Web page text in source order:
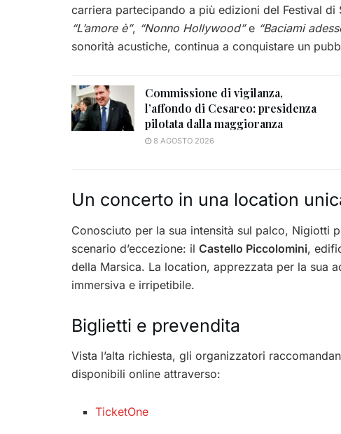
carriera partecipando a più edizioni del Festival
“L’amore è”, “Nonno Hollywood”e “Baciami
sonorità acustiche, continua a conquistare un
Commissione di vigilanza,
l’affondo di Cesareo: presidenza
pilotata dalla maggioranza
8 AGOSTO 2026
Un concerto in una location
Conosciuto per la sua intensità sul palco, Nigiotti
scenario d’eccezione: il Castello Piccolomini,
della Marsica. La location, apprezzata per la sua
immersiva e irripetibile.
Biglietti e prevendita
Vista l’alta richiesta, gli organizzatori
disponibili online attraverso:
TicketOne